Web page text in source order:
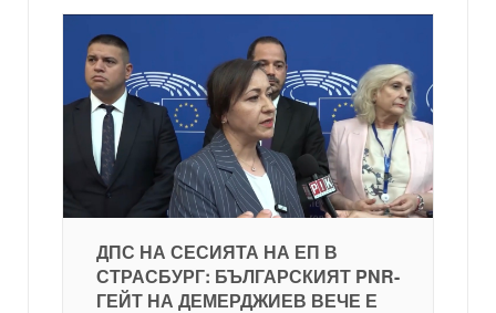
ДПС НА СЕСИЯТА НА ЕП В
СТРАСБУРГ: БЪЛГАРСКИЯТ PNR-
ГЕЙТ НА ДЕМЕРДЖИЕВ ВЕЧЕ Е